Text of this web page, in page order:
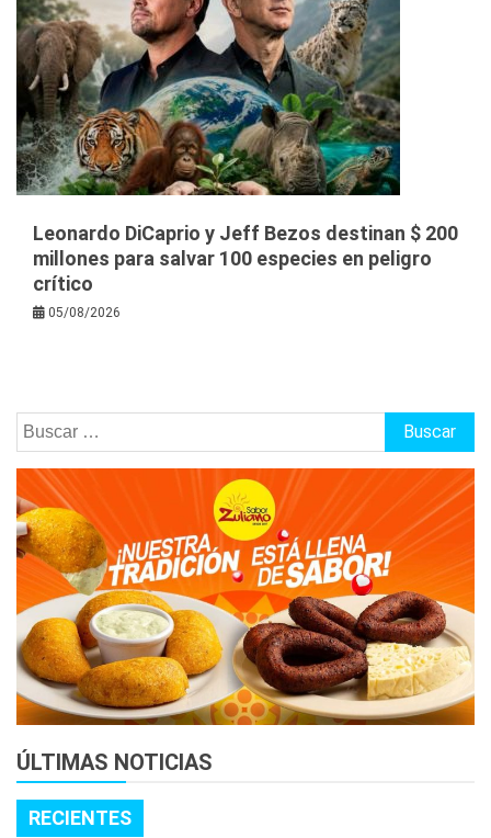
Leonardo DiCaprio y Jeff Bezos destinan $ 200
millones para salvar 100 especies en peligro
crítico
05/08/2026
Buscar:
ÚLTIMAS NOTICIAS
RECIENTES